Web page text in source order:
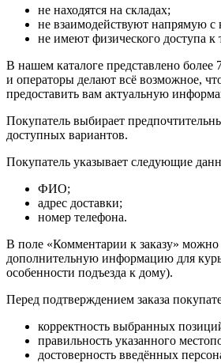
не находятся на складах;
не взаимодействуют напрямую с
не имеют физического доступа к
В нашем каталоге представлено более
и операторы делают всё возможное,
предоставить вам актуальную
Покупатель выбирает
доступных вариантов.
Покупатель указывает следующие
ФИО;
адрес доставки;
номер телефона.
В поле «Комментарии к заказу» можно
дополнительную информацию для
особенности подъезда к дому).
Перед подтверждением заказа
корректность выбранных
правильность указанного
достоверность введённых